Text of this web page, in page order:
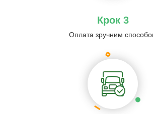
Крок 3
Оплата зручним